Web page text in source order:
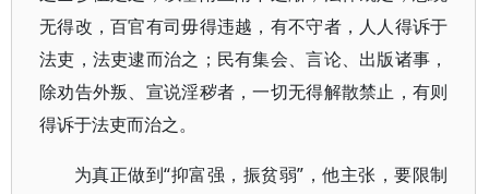
无得改，百官有司毋得违越，有不守者，人人得诉于
法吏，法吏逮而治之；民有集会、言论、出版诸事，
除劝告外叛、宣说淫秽者，一切无得解散禁止，有则
得诉于法吏而治之。
为真正做到“抑富强，振贫弱”，他主张，要限制